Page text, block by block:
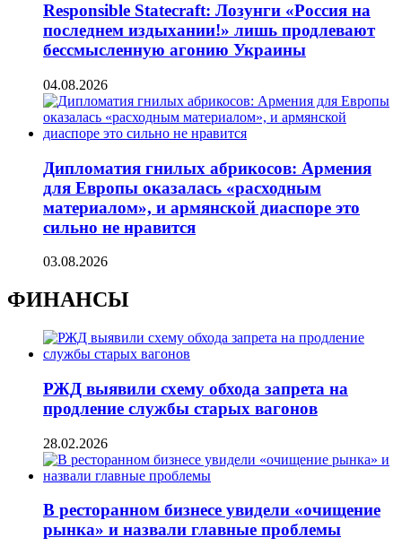
Responsible Statecraft: Лозунги «Россия на
последнем издыхании!» лишь продлевают
бессмысленную агонию Украины
04.08.2026
Дипломатия гнилых абрикосов: Армения
для Европы оказалась «расходным
материалом», и армянской диаспоре это
сильно не нравится
03.08.2026
ФИНАНСЫ
РЖД выявили схему обхода запрета на
продление службы старых вагонов
28.02.2026
В ресторанном бизнесе увидели «очищение
рынка» и назвали главные проблемы